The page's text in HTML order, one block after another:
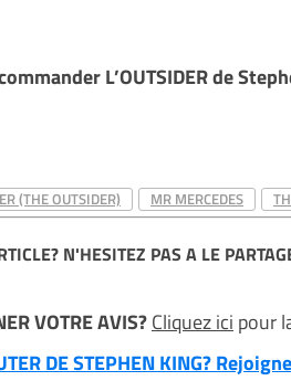
L’OUTSIDER de
(THE OUTSIDER) MR MERCEDES
N'HESITEZ PAS A LE
VOTRE AVIS?Cliquez ici pour
DE STEPHEN KING?